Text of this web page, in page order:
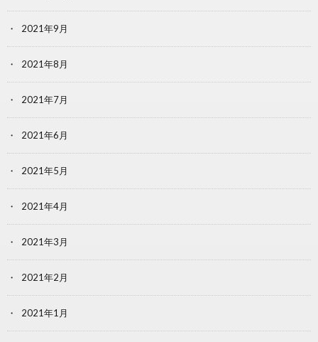
2021年9月
2021年8月
2021年7月
2021年6月
2021年5月
2021年4月
2021年3月
2021年2月
2021年1月